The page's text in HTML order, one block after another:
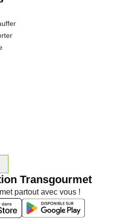
petits pains aux anchois et à la tomate
séduiront vos clients.
Transgourmet
partout avec vous !